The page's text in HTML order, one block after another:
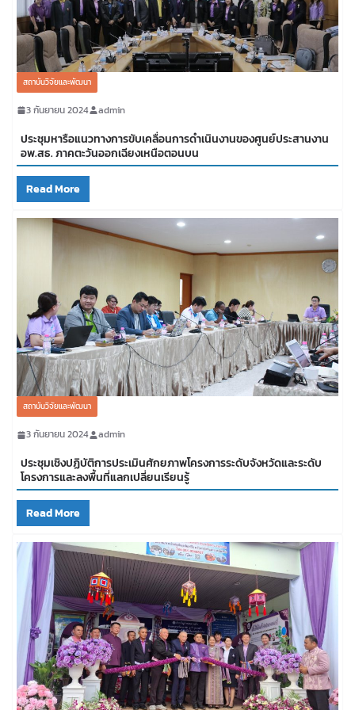
สถาบันวิจัยและพัฒนา
3 กันยายน 2024 admin
ประชุมหารือแนวทางการขับเคลื่อนการดำเนินงานของศูนย์ประสานงาน
อพ.สธ. ภาคตะวันออกเฉียงเหนือตอนบน
Read More
สถาบันวิจัยและพัฒนา
3 กันยายน 2024 admin
ประชุมเชิงปฏิบัติการประเมินศักยภาพโครงการระดับจังหวัดและระดับ
โครงการและลงพื้นที่แลกเปลี่ยนเรียนรู้
Read More